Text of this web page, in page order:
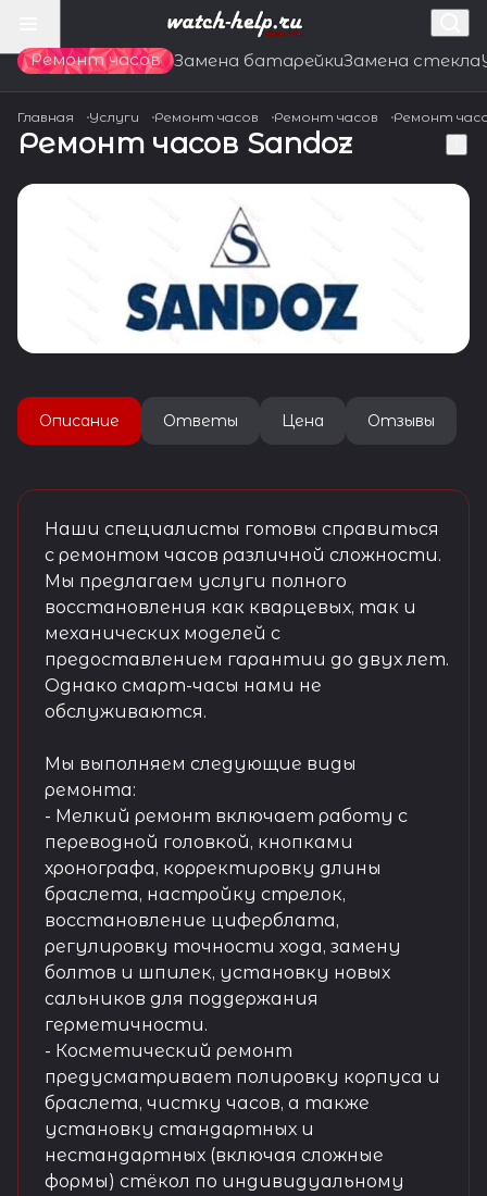
Ремонт часов Замена батарейкиЗамена стекла
Главная Услуги Ремонт часов Ремонт часов Ремонт
Ремонт часов Sandoz
Описание Ответы Цена Отзывы
Наши специалисты готовы справиться
с ремонтом часов различной сложности.
Мы предлагаем услуги полного
восстановления как кварцевых, так и
механических моделей с
предоставлением гарантии до двух лет.
Однако смарт-часы нами не
обслуживаются.
Мы выполняем следующие виды
ремонта:
- Мелкий ремонт включает работу с
переводной головкой, кнопками
хронографа, корректировку длины
браслета, настройку стрелок,
восстановление циферблата,
регулировку точности хода, замену
болтов и шпилек, установку новых
сальников для поддержания
герметичности.
- Косметический ремонт
предусматривает полировку корпуса и
браслета, чистку часов, а также
установку стандартных и
нестандартных (включая сложные
формы) стёкол по индивидуальному